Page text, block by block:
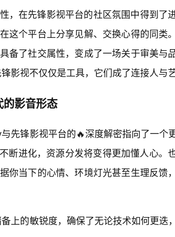
，在先锋影视平台的社区氛围中得到了
这个平台上分享见解、交换心得的同类
备了社交属性，变成了一场关于审美与
影视不仅仅是工具，它们成了连接人与
影音形态
先锋影视平台的🔥深度解密指向了一个
断进化，资源分发将变得更加懂人心。
你当下的心情、环境灯光甚至生理反馈
上的敏锐度，确保了无论技术如何更迭